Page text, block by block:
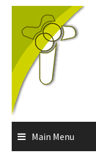
Skip
content
Main Menu